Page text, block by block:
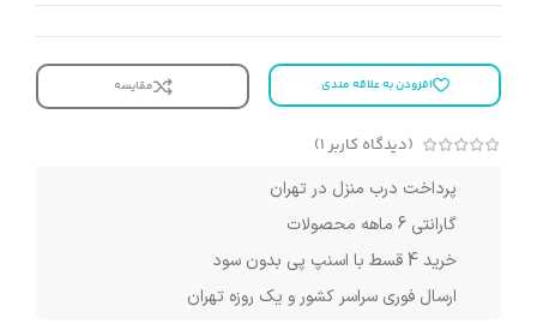
افزودن به علاقه مندی مقایسه
(دیدگاه کاربر 1
)
پرداخت درب منزل در تهران
گارانتی 6 ماهه محصولات
خرید 4 قسط با اسنپ پی بدون سود
ارسال فوری سراسر کشور و یک روزه تهران